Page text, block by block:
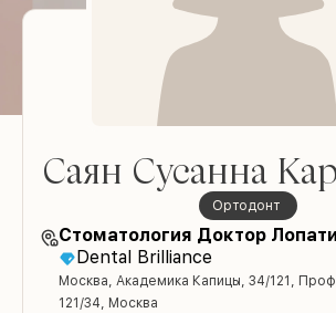
Саян Сусанна
ортодонт
Стоматология Доктор
Dental Brilliance
Москва, Академика Капицы, 34/121,
121/34, Москва